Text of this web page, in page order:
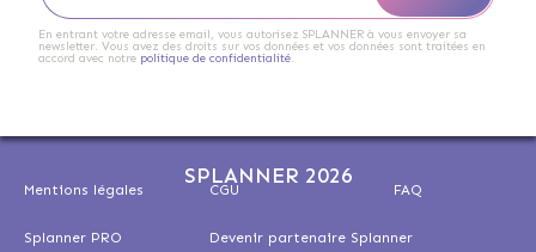
En entrant votre adresse email, vous autorisez SPLANNER à vous envoyer sa
newsletter. Vous avez des droits sur vos données et vos données sont traitées en
accord avec notre politique de confidentialité.
SPLANNER 2026
Mentions légales CGU FAQ
Splanner PRO Devenir partenaire Splanner